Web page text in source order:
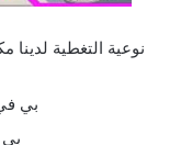
نوعية التغطية لدينا مكونة من 3
بي